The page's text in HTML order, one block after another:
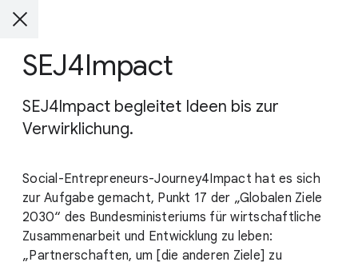
SEJ4Impact
SEJ4Impact begleitet Ideen bis zur
Verwirklichung.
Social-Entrepreneurs-Journey4Impact hat es sich
zur Aufgabe gemacht, Punkt 17 der „Globalen Ziele
2030“ des Bundesministeriums für wirtschaftliche
Zusammenarbeit und Entwicklung zu leben:
„Partnerschaften, um [die anderen Ziele] zu